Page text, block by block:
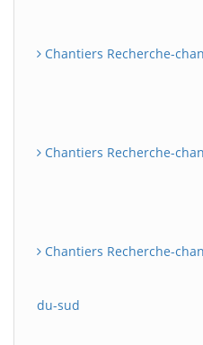
Chantiers Recherche-
Chantiers Recherche-
Chantiers Recherche-
du-sud